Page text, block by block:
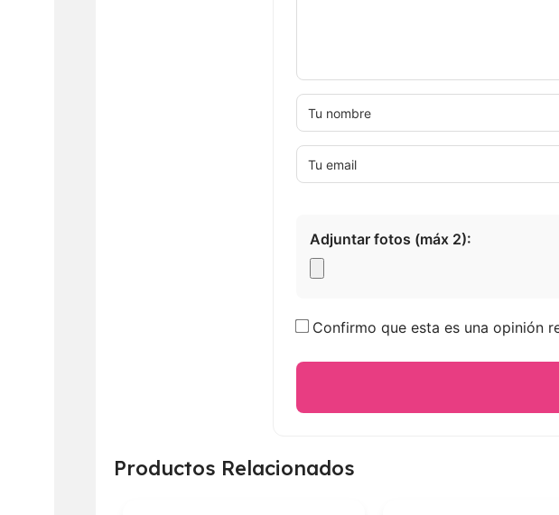
Adjuntar fotos (máx 2):
Confirmo que esta es una opinión
Productos Relacionados